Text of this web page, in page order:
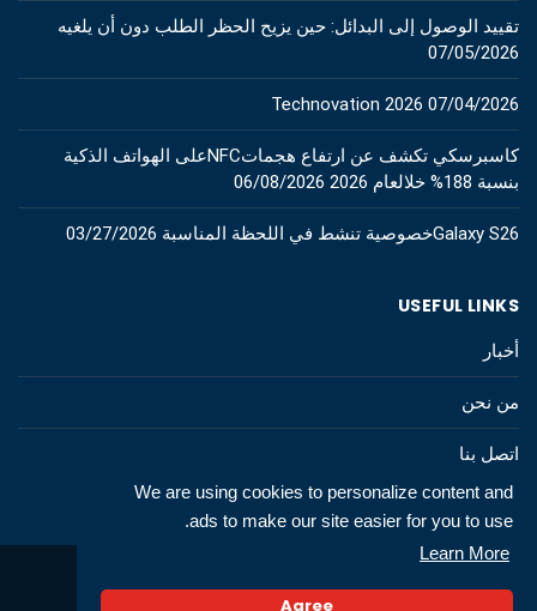
We are using cookies to personalize content and
ads to make our site easier for you to use.
Learn More
Agree
تقييد الوصول إلى البدائل: حين يزيح الحظر الطلب دون أن يلغيه
07/05/2026
Technovation 2026 07/04/2026
كاسبرسكي تكشف عن ارتفاع هجماتNFCعلى الهواتف الذكية
بنسبة 188% خلالعام 2026
06/08/2026
Galaxy S26خصوصية تنشط في اللحظة المناسبة 03/27/2026
USEFUL LINKS
أخبار
من نحن
اتصل بنا